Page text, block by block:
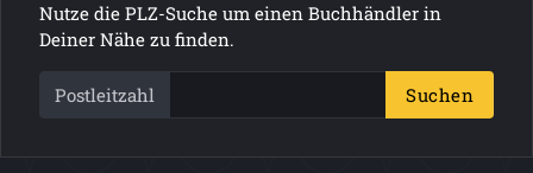
Nutze die PLZ-Suche um einen Buchhändler in
Deiner Nähe zu finden.
Postleitzahl Suchen